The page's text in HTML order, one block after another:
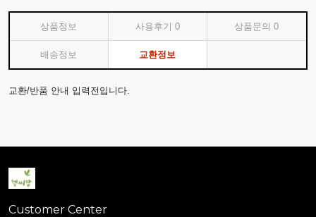
상품정보 사용후기 0 상품문의0
배송정보 교환정보
교환/반품 안내 입력전입니다.
Customer Center